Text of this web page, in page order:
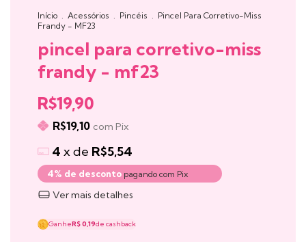
Início . Acessórios . Pincéis . Pincel Para Corretivo-Miss
Frandy - MF23
pincel para corretivo-miss
frandy - mf23
R$19,90
R$19,10 com Pix
4 x de R$5,54
4% de desconto pagando com Pix
Ver mais detalhes
GanheR$ 0,19de cashback